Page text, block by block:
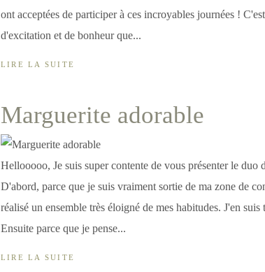
ont acceptées de participer à ces incroyables journées !
d'excitation et de bonheur que...
LIRE LA SUITE
Marguerite adorable
Hellooooo, Je suis super contente de vous présenter le duo
D'abord, parce que je suis vraiment sortie de ma zone de
réalisé un ensemble très éloigné de mes habitudes. J'en suis
Ensuite parce que je pense...
LIRE LA SUITE